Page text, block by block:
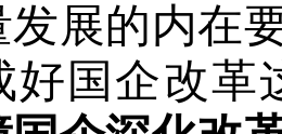
展的内在
好国企改革